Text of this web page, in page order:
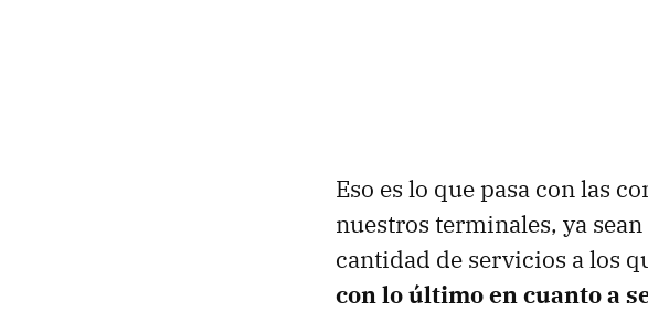
Eso es lo que pasa con las
nuestros terminales, ya
cantidad de servicios a los
con lo último en cuanto a